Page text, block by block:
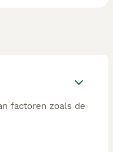
factoren zoals de